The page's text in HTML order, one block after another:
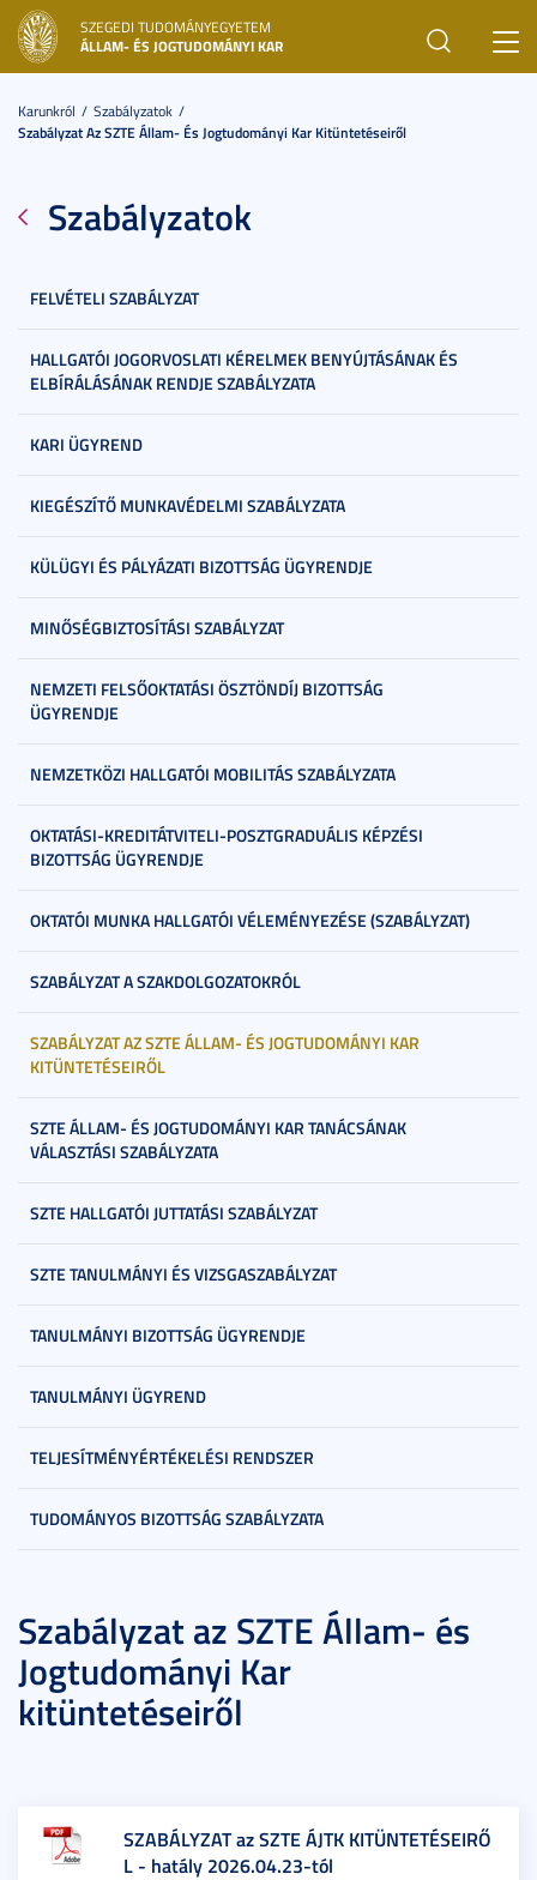
SZEGEDI TUDOMÁNYEGYETEM
ÁLLAM- ÉS JOGTUDOMÁNYI KAR
Karunkról
Szabályzatok
Szabályzat Az SZTE Állam- És Jogtudományi Kar Kitüntetéseiről
Szabályzatok
FELVÉTELI SZABÁLYZAT
HALLGATÓI JOGORVOSLATI KÉRELMEK BENYÚJTÁSÁNAK ÉS
ELBÍRÁLÁSÁNAK RENDJE SZABÁLYZATA
KARI ÜGYREND
KIEGÉSZÍTŐ MUNKAVÉDELMI SZABÁLYZATA
KÜLÜGYI ÉS PÁLYÁZATI BIZOTTSÁG ÜGYRENDJE
MINŐSÉGBIZTOSÍTÁSI SZABÁLYZAT
NEMZETI FELSŐOKTATÁSI ÖSZTÖNDÍJ BIZOTTSÁG
ÜGYRENDJE
NEMZETKÖZI HALLGATÓI MOBILITÁS SZABÁLYZATA
OKTATÁSI-KREDITÁTVITELI-POSZTGRADUÁLIS KÉPZÉSI
BIZOTTSÁG ÜGYRENDJE
OKTATÓI MUNKA HALLGATÓI VÉLEMÉNYEZÉSE (SZABÁLYZAT)
SZABÁLYZAT A SZAKDOLGOZATOKRÓL
SZABÁLYZAT AZ SZTE ÁLLAM- ÉS JOGTUDOMÁNYI KAR
KITÜNTETÉSEIRŐL
SZTE ÁLLAM- ÉS JOGTUDOMÁNYI KAR TANÁCSÁNAK
VÁLASZTÁSI SZABÁLYZATA
SZTE HALLGATÓI JUTTATÁSI SZABÁLYZAT
SZTE TANULMÁNYI ÉS VIZSGASZABÁLYZAT
TANULMÁNYI BIZOTTSÁG ÜGYRENDJE
TANULMÁNYI ÜGYREND
TELJESÍTMÉNYÉRTÉKELÉSI RENDSZER
TUDOMÁNYOS BIZOTTSÁG SZABÁLYZATA
Szabályzat az SZTE Állam- és
Jogtudományi Kar
kitüntetéseiről
SZABÁLYZAT az SZTE ÁJTK KITÜNTETÉSEIRŐ
L - hatály 2026.04.23-tól